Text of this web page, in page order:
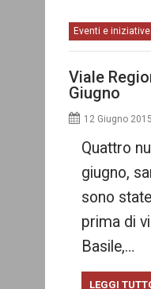
Eventi e iniziative
Viale
Giugno
12 Giugno 2015
Quattro
giugno,
sono
prima di
Basile,…
LEGGI